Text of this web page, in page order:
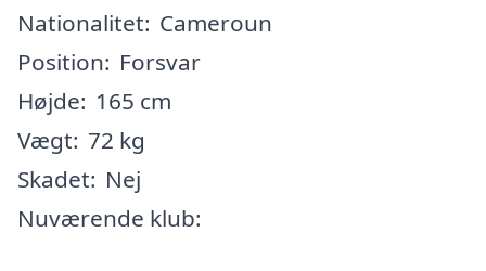
Nationalitet: Cameroun
Position: Forsvar
Højde: 165 cm
Vægt: 72 kg
Skadet: Nej
Nuværende klub: